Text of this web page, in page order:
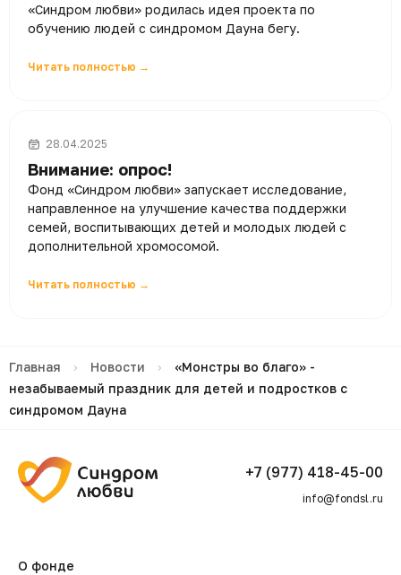
«Синдром любви» родилась идея проекта по
обучению людей с синдромом Дауна бегу.
Читать полностью →
28.04.2025
Внимание: опрос!
Фонд «Синдром любви» запускает исследование,
направленное на улучшение качества поддержки
семей, воспитывающих детей и молодых людей с
дополнительной хромосомой.
Читать полностью →
Главная › Новости ›
«Монстры во благо» -
незабываемый праздник для детей и подростков с
синдромом Дауна
+7 (977) 418-45-00
info@fondsl.ru
О фонде